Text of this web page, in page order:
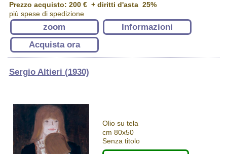
Prezzo acquisto: 200 €+ diritti d'asta 25%
più spese di spedizione
zoom
Informazioni
Acquista ora
Sergio Altieri (1930)
Olio su tela
cm 80x50
Senza titolo